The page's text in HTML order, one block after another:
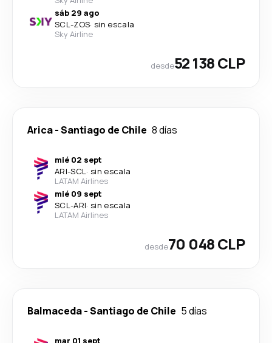
sáb 29 ago
SCL-ZOS· sin escala
Sky Airline
desde52 138 CLP
Arica-Santiago de Chile 8 días
mié 02 sept
ARI-SCL· sin escala
LATAM Airlines
mié 09 sept
SCL-ARI· sin escala
LATAM Airlines
desde70 048 CLP
Balmaceda-Santiago de Chile 5 días
mar 01 sept